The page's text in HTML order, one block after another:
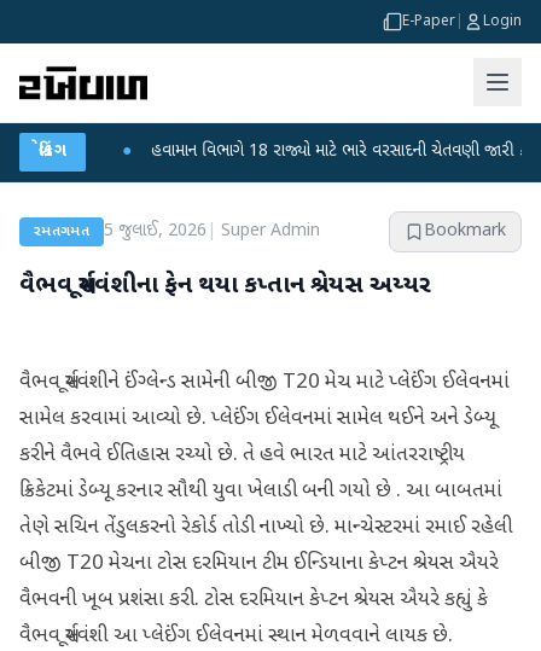
E-Paper Login
બ્રેકિંગ● હવામાન વિભાગે 18 રાજ્યો માટે ભારે વરસાદની ચેતવણી જારી કરી ●
રમતગમત 5 જુલાઈ, 2026 Super Admin Bookmark
વૈભવ સૂર્યવંશીના ફેન થયા કપ્તાન શ્રેયસ અય્યર
વૈભવ સૂર્યવંશીને ઈંગ્લેન્ડ સામેની બીજી T20 મેચ માટે પ્લેઈંગ ઈલેવનમાં
સામેલ કરવામાં આવ્યો છે. પ્લેઈંગ ઈલેવનમાં સામેલ થઈને અને ડેબ્યૂ
કરીને વૈભવે ઈતિહાસ રચ્યો છે. તે હવે ભારત માટે આંતરરાષ્ટ્રીય
ક્રિકેટમાં ડેબ્યૂ કરનાર સૌથી યુવા ખેલાડી બની ગયો છે . આ બાબતમાં
તેણે સચિન તેંડુલકરનો રેકોર્ડ તોડી નાખ્યો છે. માન્ચેસ્ટરમાં રમાઈ રહેલી
બીજી T20 મેચના ટોસ દરમિયાન ટીમ ઈન્ડિયાના કેપ્ટન શ્રેયસ ઐયરે
વૈભવની ખૂબ પ્રશંસા કરી. ટોસ દરમિયાન કેપ્ટન શ્રેયસ ઐયરે કહ્યું કે
વૈભવ સૂર્યવંશી આ પ્લેઈંગ ઈલેવનમાં સ્થાન મેળવવાને લાયક છે.